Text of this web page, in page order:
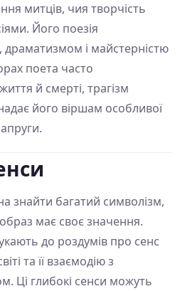
митців, чия творчість
Його поезія
драматизмом і майстерністю
поета часто
й смерті, трагізм
його віршам особливої
знайти багатий символізм,
має своє значення.
до роздумів про сенс
та її взаємодію з
Ці глибокі сенси можуть